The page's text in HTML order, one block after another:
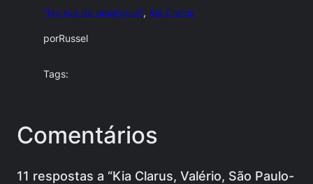
"Na rua da amargura", Kia Clarus
porRussel
Tags:
Comentários
11 respostas a “Kia Clarus, Valério, São Paulo-